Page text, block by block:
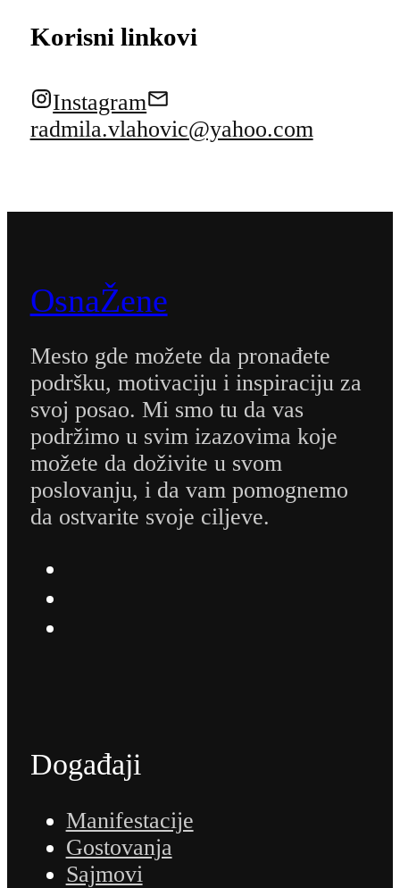
Korisni linkovi
Instagram
radmila.vlahovic@yahoo.com
OsnaŽene
Mesto gde možete da pronađete
podršku, motivaciju i inspiraciju za
svoj posao. Mi smo tu da vas
podržimo u svim izazovima koje
možete da doživite u svom
poslovanju, i da vam pomognemo
da ostvarite svoje ciljeve.
Događaji
Manifestacije
Gostovanja
Sajmovi